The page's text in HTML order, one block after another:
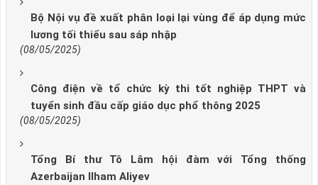
Bộ Nội vụ đề xuất phân loại lại vùng để áp dụng mức
lương tối thiểu sau sáp nhập
(08/05/2025)
Công điện về tổ chức kỳ thi tốt nghiệp THPT và
tuyển sinh đầu cấp giáo dục phổ thông 2025
(08/05/2025)
Tổng Bí thư Tô Lâm hội đàm với Tổng thống
Azerbaijan Ilham Aliyev